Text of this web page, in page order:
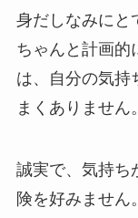
身だしなみにと
ちゃんと計画的
は、自分の気持
まくありません。
誠実で、気持ち
険を好みません